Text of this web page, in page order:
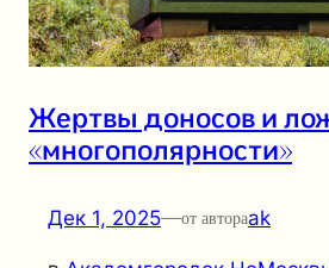
Жертвы доносов и
«многополярности»
Дек 1, 2025—от автораak